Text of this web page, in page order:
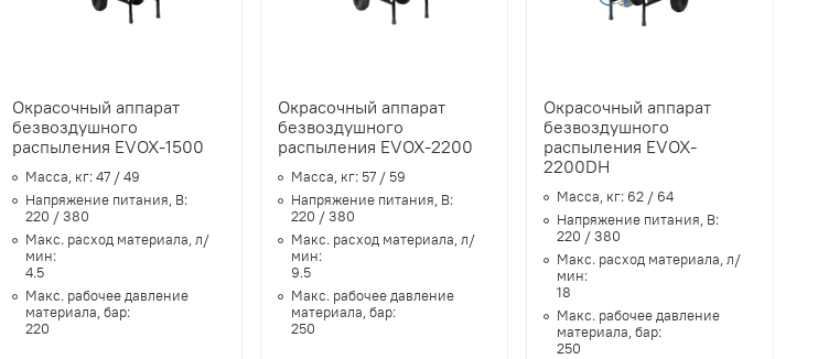
Окрасочный аппарат
безвоздушного
распыления EVOX-1500
Масса, кг:47 / 49
Напряжение питания, В:
220 / 380
Макс. расход материала, л/
мин:
4.5
Макс. рабочее давление
материала, бар:
220
Окрасочный аппарат
безвоздушного
распыления EVOX-2200
Масса, кг: 57 / 59
Напряжение питания, В:
220 / 380
Макс. расход материала, л/
мин:
9.5
Макс. рабочее давление
материала, бар:
250
Окрасочный аппарат
безвоздушного
распыления EVOX-
2200DH
Масса, кг: 62 / 64
Напряжение питания, В:
220 / 380
Макс. расход материала, л/
мин:
18
Макс. рабочее давление
материала, бар:
250